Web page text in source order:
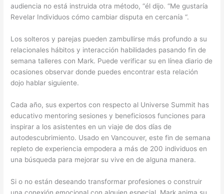
audiencia no está instruida otra método, “él dijo. “Me gustaría
Revelar Individuos cómo cambiar disputa en cercanía “.
Los solteros y parejas pueden zambullirse más profundo a su
relacionales hábitos y interacción habilidades pasando fin de
semana talleres con Mark. Puede verificar su en línea diario de
ocasiones observar donde puedes encontrar esta relación
dojo hablar siguiente.
Cada año, sus expertos con respecto al Universe Summit has
educativo mentoring sesiones y beneficiosos funciones para
inspirar a los asistentes en un viaje de dos días de
autodescubrimiento. Usado en Vancouver, este fin de semana
repleto de experiencia empodera a más de 200 individuos en
una búsqueda para mejorar su vive en de alguna manera.
Si o no están deseando transformar profesiones o construir